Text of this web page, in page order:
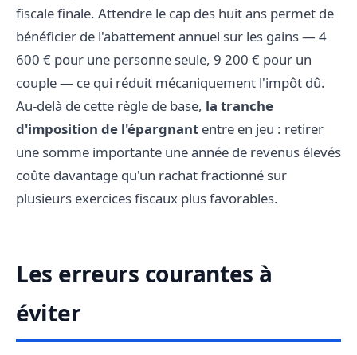
fiscale finale. Attendre le cap des huit ans permet de
bénéficier de l'abattement annuel sur les gains — 4
600 € pour une personne seule, 9 200 € pour un
couple — ce qui réduit mécaniquement l'impôt dû.
Au-delà de cette règle de base, la tranche
d'imposition de l'épargnant entre en jeu : retirer
une somme importante une année de revenus élevés
coûte davantage qu'un rachat fractionné sur
plusieurs exercices fiscaux plus favorables.
Les erreurs courantes à
éviter